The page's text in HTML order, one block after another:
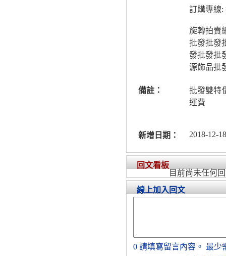
訂購專線:
旋轉拍賣
批發批發
發批發批
源飾品批
備註：
批發雙特
運費
新增日期： 2018-12-
回文看板
目前尚未任何
線上加入回文
0 請填寫留言內容。 最少